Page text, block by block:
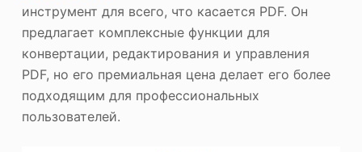
инструмент для всего, что касается PDF. Он
предлагает комплексные функции для
конвертации, редактирования и управления
PDF, но его премиальная цена делает его более
подходящим для профессиональных
пользователей.